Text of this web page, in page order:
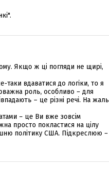
Якщо ж ці погляди не щирі,
вдаватися до логіки, то я
роль, особливо – для
– це різні речі. На жаль
– це Ви вже зовсім
просто покластися на цілу
політику США. Підкреслюю –